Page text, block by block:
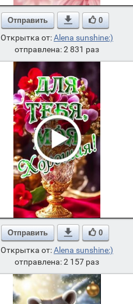
Отправить  0
Открытка от:Alena sunshine:)
отправлена: 2 831 раз
Отправить  0
Открытка от:Alena sunshine:)
отправлена: 2 157 раз